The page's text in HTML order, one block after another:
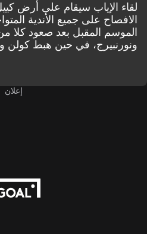
لقاء الإياب سيقام على أرض كييل
الافصاح على جميع الأندية
الموسم المقبل بعد صعود كلا
ونورنبيرج، في حين هبط كولن
إعلان